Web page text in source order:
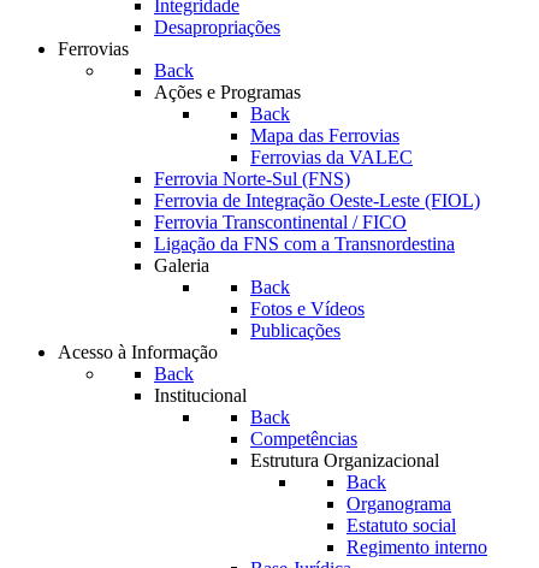
Integridade
Desapropriações
Ferrovias
Back
Ações e Programas
Back
Mapa das Ferrovias
Ferrovias da VALEC
Ferrovia Norte-Sul (FNS)
Ferrovia de Integração Oeste-Leste (FIOL)
Ferrovia Transcontinental / FICO
Ligação da FNS com a Transnordestina
Galeria
Back
Fotos e Vídeos
Publicações
Acesso à Informação
Back
Institucional
Back
Competências
Estrutura Organizacional
Back
Organograma
Estatuto social
Regimento interno